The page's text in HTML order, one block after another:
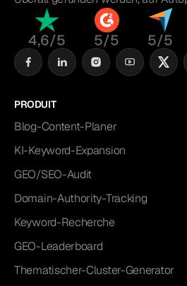
4,6/5 5/5 5/5
PRODUIT
Blog-Content-Planer
KI-Keyword-Expansion
GEO/SEO-Audit
Domain-Authority-Tracking
Keyword-Recherche
GEO-Leaderboard
Thematischer-Cluster-Generator